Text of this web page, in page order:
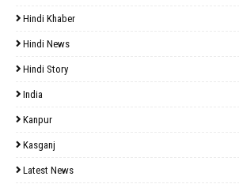
Hindi Khaber
Hindi News
Hindi Story
India
Kanpur
Kasganj
Latest News